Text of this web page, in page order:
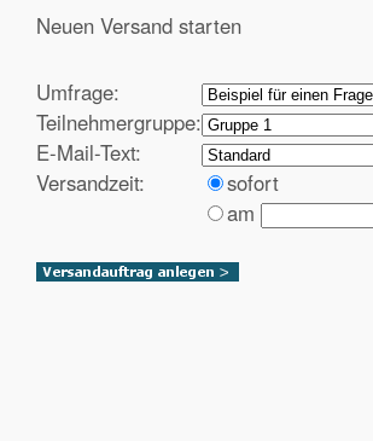
Neuen Versand starten
Umfrage:
Teilnehmergruppe:
E-Mail-Text:
Versandzeit:
sofort
am